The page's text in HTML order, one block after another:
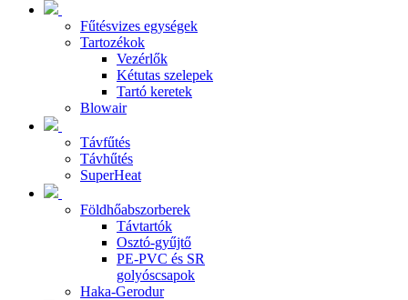
Fűtésvizes egységek
Tartozékok
Vezérlők
Kétutas szelepek
Tartó keretek
Blowair
Távfűtés
Távhűtés
SuperHeat
Földhőabszorberek
Távtartók
Osztó-gyűjtő
PE-PVC és SR
golyóscsapok
Haka-Gerodur